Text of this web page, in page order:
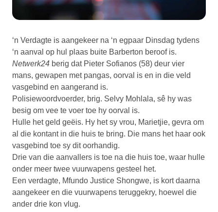
‘n Verdagte is aangekeer na ‘n egpaar Dinsdag tydens
‘n aanval op hul plaas buite Barberton beroof is.
Netwerk24 berig dat Pieter Sofianos (58) deur vier
mans, gewapen met pangas, oorval is en in die veld
vasgebind en aangerand is.
Polisiewoordvoerder, brig. Selvy Mohlala, sê hy was
besig om vee te voer toe hy oorval is.
Hulle het geld geëis. Hy het sy vrou, Marietjie, gevra om
al die kontant in die huis te bring. Die mans het haar ook
vasgebind toe sy dit oorhandig.
Drie van die aanvallers is toe na die huis toe, waar hulle
onder meer twee vuurwapens gesteel het.
Een verdagte, Mfundo Justice Shongwe, is kort daarna
aangekeer en die vuurwapens teruggekry, hoewel die
ander drie kon vlug.